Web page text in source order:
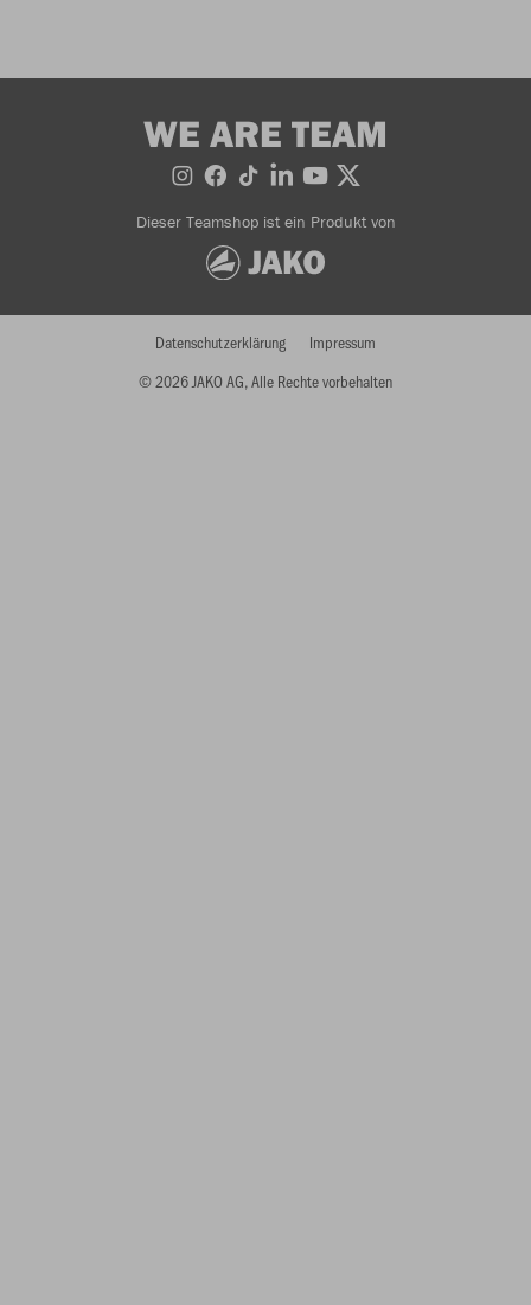
WE ARE TEAM
Dieser Teamshop ist ein Produkt von
© 2026 JAKO AG, Alle Rechte vorbehalten
Datenschutzerklärung Impressum